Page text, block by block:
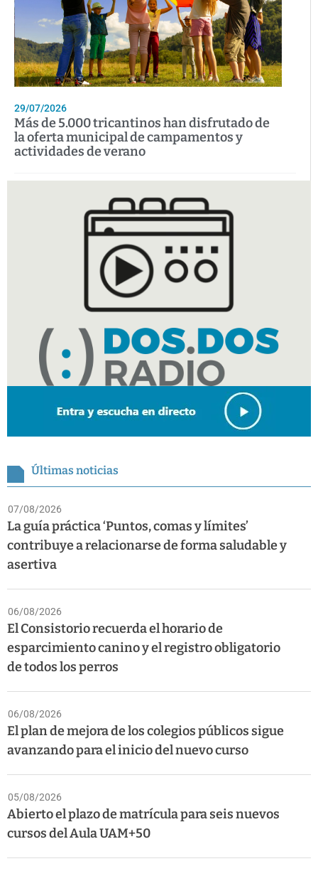
29/07/2026
Más de 5.000 tricantinos han disfrutado de
la oferta municipal de campamentos y
actividades de verano
Últimas noticias
07/08/2026
La guía práctica ‘Puntos, comas y límites’
contribuye a relacionarse de forma saludable y
asertiva
06/08/2026
El Consistorio recuerda el horario de
esparcimiento canino y el registro obligatorio
de todos los perros
06/08/2026
El plan de mejora de los colegios públicos sigue
avanzando para el inicio del nuevo curso
05/08/2026
Abierto el plazo de matrícula para seis nuevos
cursos del Aula UAM+50